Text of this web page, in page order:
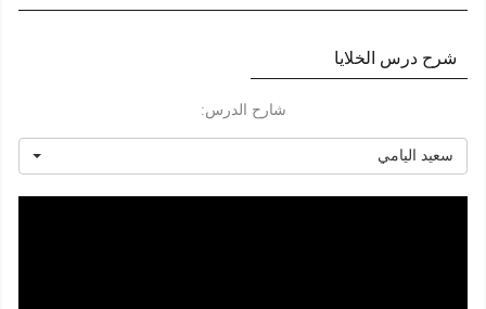
شرح درس الخلايا
شارح الدرس:
سعيد اليامي